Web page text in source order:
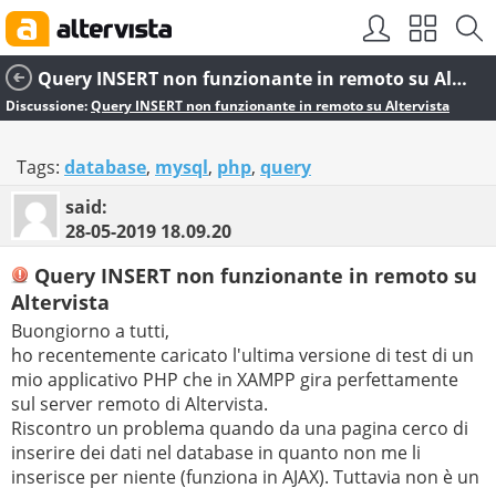
Query INSERT non funzionante in remoto su Altervista
Discussione:Query INSERT non funzionante in remoto su Altervista
Tags: database, mysql, php, query
said:
28-05-2019 18.09.20
Query INSERT non funzionante in remoto su
Altervista
Buongiorno a tutti,
ho recentemente caricato l'ultima versione di test di un
mio applicativo PHP che in XAMPP gira perfettamente
sul server remoto di Altervista.
Riscontro un problema quando da una pagina cerco di
inserire dei dati nel database in quanto non me li
inserisce per niente (funziona in AJAX). Tuttavia non è un